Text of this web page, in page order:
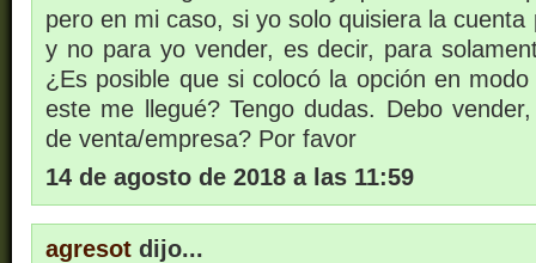
pero en mi caso, si yo solo quisiera la cuenta
y no para yo vender, es decir, para
¿Es posible que si colocó la opción en
este me llegué? Tengo dudas. Debo
de venta/empresa? Por favor
14 de agosto de 2018 a las 11:59
agresot dijo...